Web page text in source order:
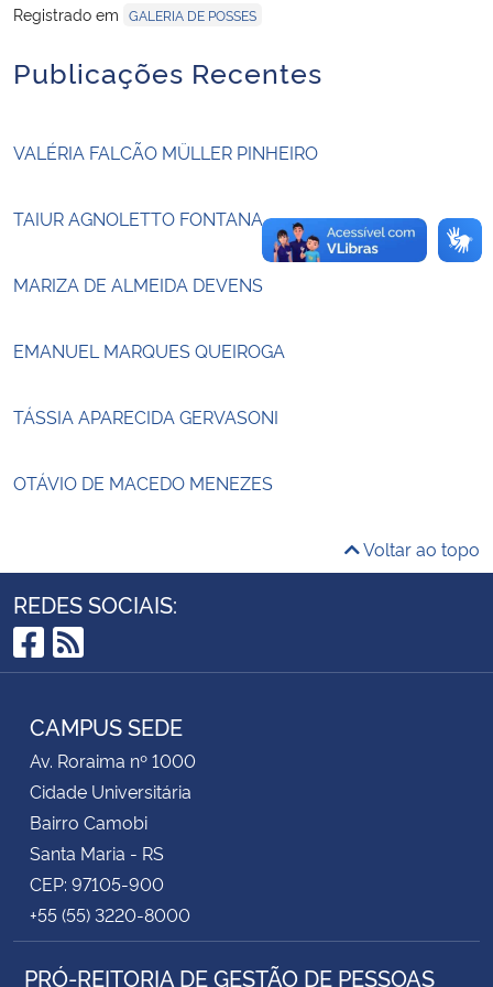
Advocacia-Geral da União
Banco Central do Brasil
Planalto
Registrado em GALERIA DE POSSES
Publicações Recentes
VALÉRIA FALCÃO MÜLLER PINHEIRO
TAIUR AGNOLETTO FONTANA
MARIZA DE ALMEIDA DEVENS
EMANUEL MARQUES QUEIROGA
TÁSSIA APARECIDA GERVASONI
OTÁVIO DE MACEDO MENEZES
Voltar ao topo
REDES SOCIAIS:
Facebook
RSS
CAMPUS SEDE
Av. Roraima nº 1000
Cidade Universitária
Bairro Camobi
Santa Maria - RS
CEP: 97105-900
+55 (55) 3220-8000
PRÓ-REITORIA DE GESTÃO DE PESSOAS